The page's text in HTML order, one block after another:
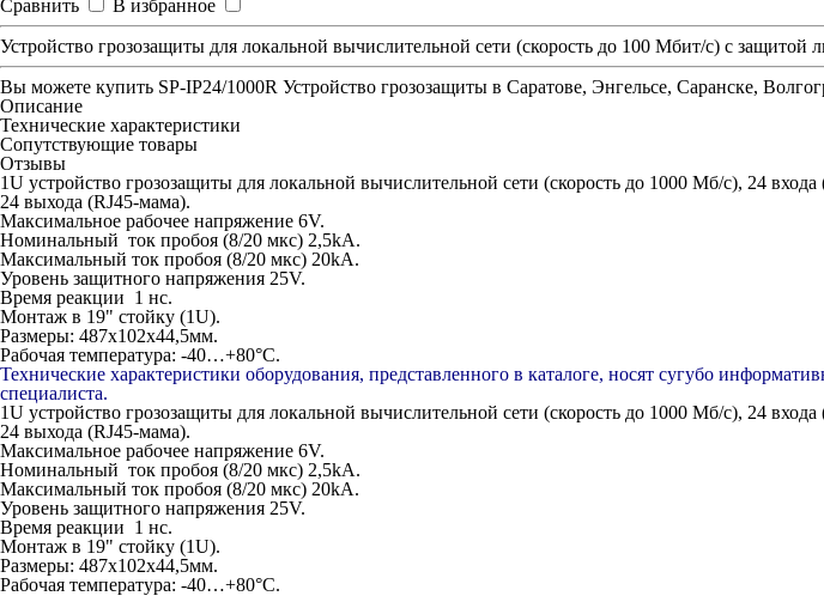
Сравнить
В избранное
Устройство грозозащиты для локальной вычислительной сети (скорость до 100 Мбит/с) с защитой
Вы можете купить SP-IP24/1000R Устройство грозозащиты в Саратове, Энгельсе, Саранске,
Описание
Технические характеристики
Сопутствующие товары
Отзывы
1U устройство грозозащиты для локальной вычислительной сети (скорость до 1000 Мб/с), 24 входа
24 выхода (RJ45-мама).
Максимальное рабочее напряжение 6V.
Номинальный ток пробоя (8/20 мкс) 2,5kA.
Максимальный ток пробоя (8/20 мкс) 20kA.
Уровень защитного напряжения 25V.
Время реакции 1 нc.
Монтаж в 19" стойку (1U).
Размеры: 487x102x44,5мм.
Рабочая температура: -40…+80°С.
Технические характеристики оборудования, представленного в каталоге, носят сугубо
специалиста.
1U устройство грозозащиты для локальной вычислительной сети (скорость до 1000 Мб/с), 24 входа
24 выхода (RJ45-мама).
Максимальное рабочее напряжение 6V.
Номинальный ток пробоя (8/20 мкс) 2,5kA.
Максимальный ток пробоя (8/20 мкс) 20kA.
Уровень защитного напряжения 25V.
Время реакции 1 нc.
Монтаж в 19" стойку (1U).
Размеры: 487x102x44,5мм.
Рабочая температура: -40…+80°С.